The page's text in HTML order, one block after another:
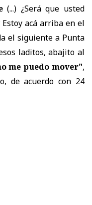
(...) ¿Será que usted
acá arriba en el
el siguiente a Punta
laditos, abajito al
me puedo mover",
de acuerdo con 24